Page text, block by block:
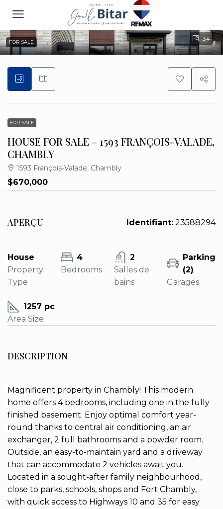
34
FOR SALE
FOR SALE
HOUSE FOR SALE – 1593 FRANÇOIS-VALADE,
CHAMBLY
1593 François-Valade, Chambly
$670,000
APERÇU Identifiant: 23588294
House
Property
Type
4
Bedrooms
2
Salles de
bains
Parking
(2)
Garages
1257 pc
Area Size
DESCRIPTION
Magnificent property in Chambly! This modern
home offers 4 bedrooms, including one in the fully
finished basement. Enjoy optimal comfort year-
round thanks to central air conditioning, an air
exchanger, 2 full bathrooms and a powder room.
Outside, an easy-to-maintain yard and a driveway
that can accommodate 2 vehicles await you.
Located in a sought-after family neighbourhood,
close to parks, schools, shops and Fort Chambly,
with quick access to Highways 10 and 35 for easy